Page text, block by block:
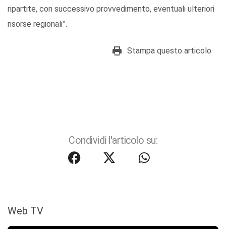
ripartite, con successivo provvedimento, eventuali ulteriori
risorse regionali”.
Stampa questo articolo
Condividi l'articolo su:
Web TV